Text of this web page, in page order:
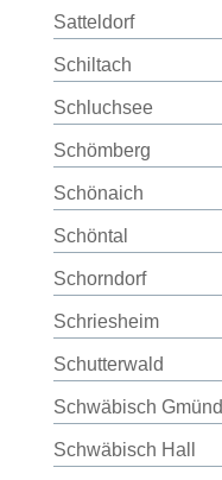
Satteldorf
Schiltach
Schluchsee
Schömberg
Schönaich
Schöntal
Schorndorf
Schriesheim
Schutterwald
Schwäbisch Gmünd
Schwäbisch Hall